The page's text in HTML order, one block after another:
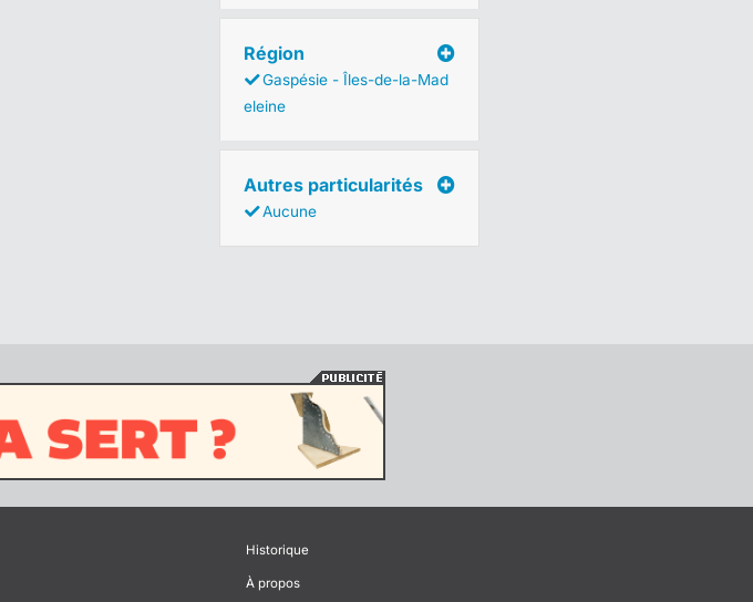
Région
Gaspésie - Îles-de-la-Mad
eleine
Autres particularités
Aucune
Historique
À propos